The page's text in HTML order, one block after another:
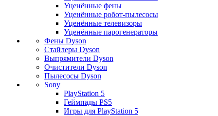
Уценённые фены
Уценённые робот-пылесосы
Уценённые телевизоры
Уценённые парогенераторы
Фены Dyson
Стайлеры Dyson
Выпрямители Dyson
Очистители Dyson
Пылесосы Dyson
Sony
PlayStation 5
Геймпады PS5
Игры для PlayStation 5